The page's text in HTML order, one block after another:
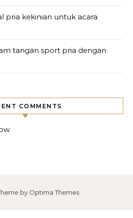
pria kekinian untuk acara
tangan sport pria dengan
COMMENTS
by Optima Themes